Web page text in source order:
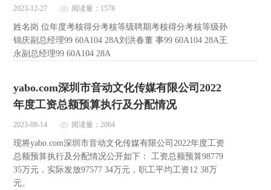
2023-12-27 阅读量：1578
姓名岗 位年度考核得分考核等级聘期考核得分考核等级孙
锦庆副总经理99 60A104 28A刘洪春董 事99 60A104 28A王
永副总经理99 60A104 28A
yabo.com深圳市音动文化传媒有限公司2022
年度工资总额预算执行及分配情况
2023-08-14 阅读量：2064
现将yabo.com深圳市音动文化传媒有限公司2022年度工资
总额预算执行及分配情况公开如下： 工资总额预算98779
35万元，实际发放97577 34万元，职工平均工资12 38万
元。